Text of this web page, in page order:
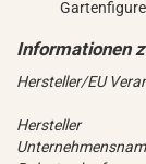
Hersteller/EU
Hersteller